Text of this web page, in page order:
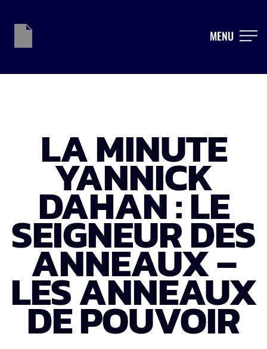
MENU
LA MINUTE
YANNICK
DAHAN : LE
SEIGNEUR DES
ANNEAUX –
LES ANNEAUX
DE POUVOIR